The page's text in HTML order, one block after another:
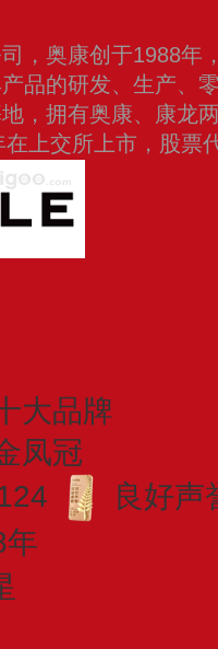
，奥康创于1988年
品的研发、生产、
，拥有奥康、康龙
上交所上市，股票
大品牌
凤冠
良好声
年